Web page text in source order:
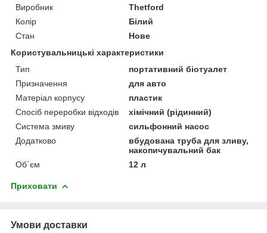
Виробник
Thetford
Колір
Білий
Стан
Нове
Користувальницькі характеристики
Тип
портативний біотуалет
Призначення
для авто
Матеріал корпусу
пластик
Спосіб переробки відходів
хімічний (рідинний)
Система змиву
сильфонний насос
Додатково
вбудована труба для зливу,
накопичувальний бак
Об`єм
12 л
Приховати
Умови доставки